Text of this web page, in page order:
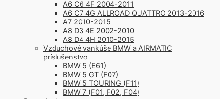
A6 C6 4F 2004-2011
A6 C7 4G ALLROAD QUATTRO 2013-2016
A7 2010-2015
A8 D3 4E 2002-2010
A8 D4 4H 2010-2015
Vzduchové vankúše BMW a AIRMATIC
príslušenstvo
BMW 5 (E61)
BMW 5 GT (F07)
BMW 5 TOURING (F11)
BMW 7 (F01, F02, F04)